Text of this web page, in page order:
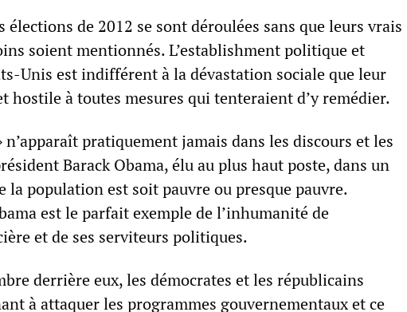
élections de 2012 se sont déroulées sans que leurs vrais
soient mentionnés. L’establishment politique et
Unis est indifférent à la dévastation sociale que leur
hostile à toutes mesures qui tenteraient d’y remédier.
n’apparaît pratiquement jamais dans les discours et les
Barack Obama, élu au plus haut poste, dans un
la population est soit pauvre ou presque pauvre.
est le parfait exemple de l’inhumanité de
et de ses serviteurs politiques.
derrière eux, les démocrates et les républicains
à attaquer les programmes gouvernementaux et ce